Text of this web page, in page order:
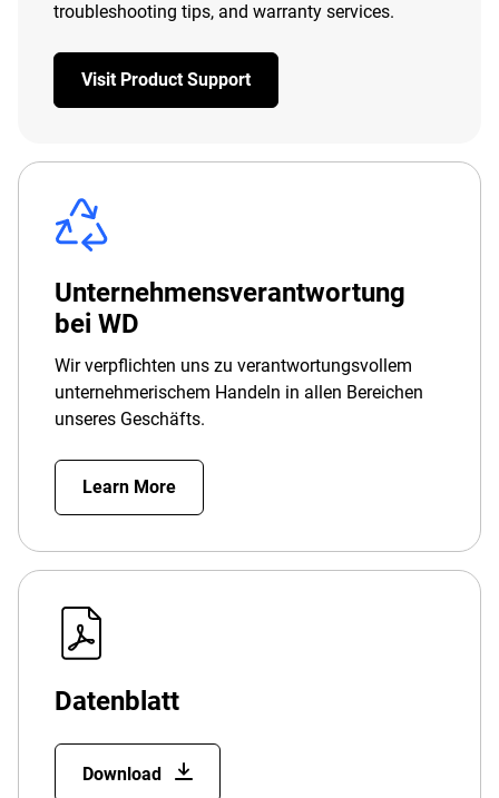
troubleshooting tips, and warranty services.
Visit Product Support
Unternehmensverantwortung
bei WD
Wir verpflichten uns zu verantwortungsvollem
unternehmerischem Handeln in allen Bereichen
unseres Geschäfts.
Learn More
Datenblatt
Download